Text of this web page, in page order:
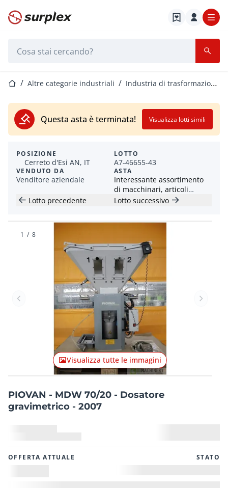
Home
Home Altre categorie industriali Industria di trasformazione della plastica
Questa asta è terminata! Visualizza lotti simili
POSIZIONE
Cerreto d'Esi AN, IT
VENDUTO DA
Venditore aziendale
LOTTO
A7-46655-43
ASTA
Interessante assortimento
di macchinari, articoli
industriali e per officina
Lotto precedente Lotto successivo
Articolo precedente Articolo
Visualizza tutte le immagini
1 / 8
PIOVAN - MDW 70/20 - Dosatore
gravimetrico - 2007
OFFERTA ATTUALE STATO